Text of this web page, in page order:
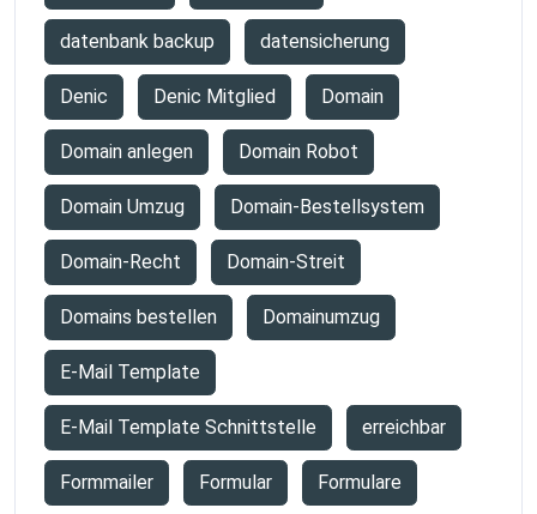
datenbank backup datensicherung
Denic Denic Mitglied Domain
Domain anlegen Domain Robot
Domain Umzug Domain-Bestellsystem
Domain-Recht Domain-Streit
Domains bestellen Domainumzug
E-Mail Template
E-Mail Template Schnittstelle erreichbar
Formmailer Formular Formulare